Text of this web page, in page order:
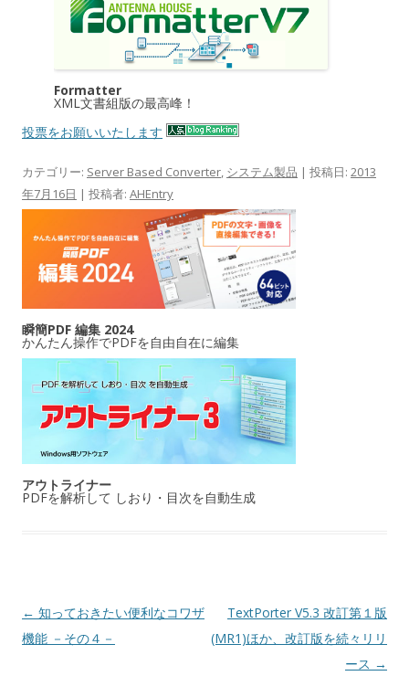
Formatter
XML文書組版の最高峰！
投票をお願いいたします
カテゴリー: Server Based Converter, システム製品 | 投稿日: 2013
年7月16日 | 投稿者: AHEntry
瞬簡PDF 編集 2024
かんたん操作でPDFを自由自在に編集
アウトライナー
PDFを解析して しおり・目次を自動生成
投稿ナビゲーション
← 知っておきたい便利なコワザ
機能 －その４－
TextPorter V5.3 改訂第１版
(MR1)ほか、改訂版を続々リリ
ース →